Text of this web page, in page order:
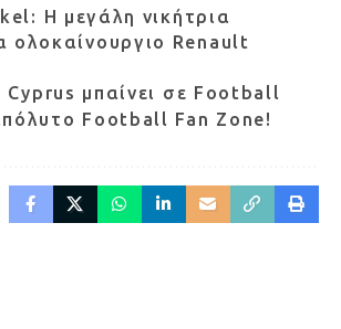
Η μεγάλη νικήτρια
ολοκαίνουργιο Renault
μπαίνει σε Football
Football Fan Zone!